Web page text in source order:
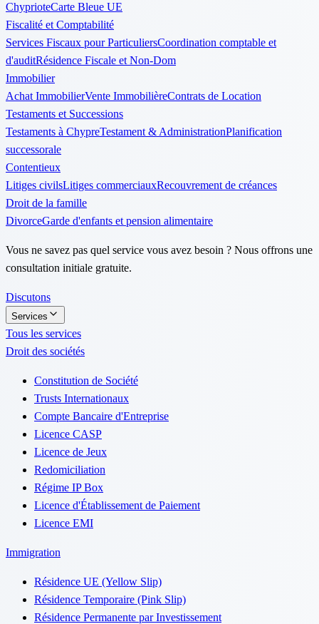
ChyprioteCarte Bleue UE
Fiscalité et Comptabilité
Services Fiscaux pour ParticuliersCoordination comptable et
d'auditRésidence Fiscale et Non-Dom
Immobilier
Achat ImmobilierVente ImmobilièreContrats de Location
Testaments et Successions
Testaments à ChypreTestament & AdministrationPlanification
successorale
Contentieux
Litiges civilsLitiges commerciauxRecouvrement de créances
Droit de la famille
DivorceGarde d'enfants et pension alimentaire
Vous ne savez pas quel service vous avez besoin ? Nous offrons une
consultation initiale gratuite.
Discutons
Services
Tous les services
Droit des sociétés
Constitution de Société
Trusts Internationaux
Compte Bancaire d'Entreprise
Licence CASP
Licence de Jeux
Redomiciliation
Régime IP Box
Licence d'Établissement de Paiement
Licence EMI
Immigration
Résidence UE (Yellow Slip)
Résidence Temporaire (Pink Slip)
Résidence Permanente par Investissement